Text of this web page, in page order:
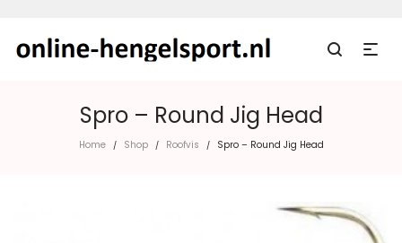
Spro – Round Jig Head
Home / Shop / Roofvis / Spro – Round Jig Head